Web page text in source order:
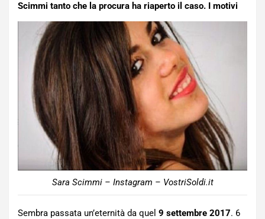
Scimmi tanto che la procura ha riaperto il caso. I motivi
Sara Scimmi – Instagram – VostriSoldi.it
Sembra passata un’eternità da quel 9 settembre 2017. 6